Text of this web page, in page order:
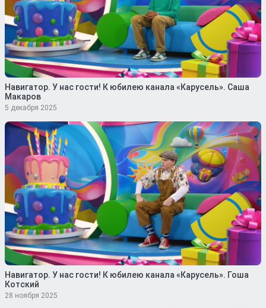
Навигатор. У нас гости! К юбилею канала «Карусель». Саша
Макаров
5 декабря 2025
Навигатор. У нас гости! К юбилею канала «Карусель». Гоша
Котский
28 ноября 2025